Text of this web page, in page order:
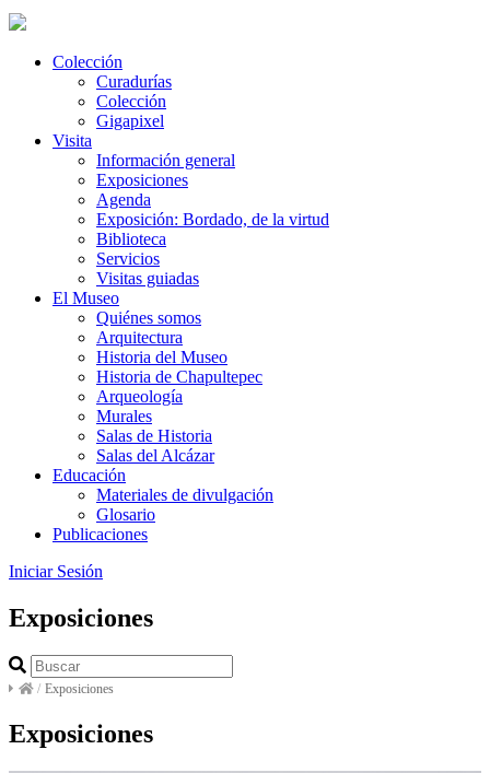
Colección
Curadurías
Colección
Gigapixel
Visita
Información general
Exposiciones
Agenda
Exposición: Bordado, de la virtud
Biblioteca
Servicios
Visitas guiadas
El Museo
Quiénes somos
Arquitectura
Historia del Museo
Historia de Chapultepec
Arqueología
Murales
Salas de Historia
Salas del Alcázar
Educación
Materiales de divulgación
Glosario
Publicaciones
Iniciar Sesión
Exposiciones
/ Exposiciones
Exposiciones